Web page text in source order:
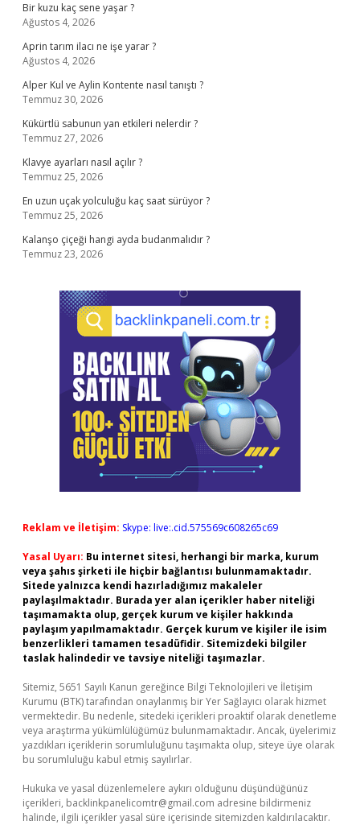
Bir kuzu kaç sene yaşar ?
Ağustos 4, 2026
Aprin tarım ilacı ne işe yarar ?
Ağustos 4, 2026
Alper Kul ve Aylin Kontente nasıl tanıştı ?
Temmuz 30, 2026
Kükürtlü sabunun yan etkileri nelerdir ?
Temmuz 27, 2026
Klavye ayarları nasıl açılır ?
Temmuz 25, 2026
En uzun uçak yolculuğu kaç saat sürüyor ?
Temmuz 25, 2026
Kalanşo çiçeği hangi ayda budanmalıdır ?
Temmuz 23, 2026
Reklam ve İletişim: Skype: live:.cid.575569c608265c69
Yasal Uyarı: Bu internet sitesi, herhangi bir marka, kurum
veya şahıs şirketi ile hiçbir bağlantısı bulunmamaktadır.
Sitede yalnızca kendi hazırladığımız makaleler
paylaşılmaktadır. Burada yer alan içerikler haber niteliği
taşımamakta olup, gerçek kurum ve kişiler hakkında
paylaşım yapılmamaktadır. Gerçek kurum ve kişiler ile isim
benzerlikleri tamamen tesadüfidir. Sitemizdeki bilgiler
taslak halindedir ve tavsiye niteliği taşımazlar.
Sitemiz, 5651 Sayılı Kanun gereğince Bilgi Teknolojileri ve İletişim
Kurumu (BTK) tarafından onaylanmış bir Yer Sağlayıcı olarak hizmet
vermektedir. Bu nedenle, sitedeki içerikleri proaktif olarak denetleme
veya araştırma yükümlülüğümüz bulunmamaktadır. Ancak, üyelerimiz
yazdıkları içeriklerin sorumluluğunu taşımakta olup, siteye üye olarak
bu sorumluluğu kabul etmiş sayılırlar.
Hukuka ve yasal düzenlemelere aykırı olduğunu düşündüğünüz
içerikleri, backlinkpanelicomtr@gmail.com adresine bildirmeniz
halinde, ilgili içerikler yasal süre içerisinde sitemizden kaldırılacaktır.